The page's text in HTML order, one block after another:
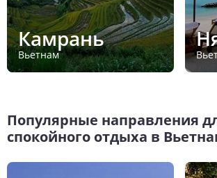
Камрань
Вьетнам
Популярные направления
спокойного отдыха в